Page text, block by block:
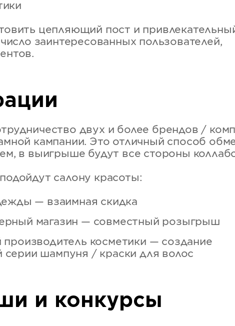
цепляющий пост и
заинтересованных пользователей,
двух и более брендов /
кампании. Это отличный способ
в выигрыше будут все стороны
салону красоты:
— взаимная скидка
магазин — совместный розыгрыш
производитель косметики — создание
серии шампуня / краски для волос
и конкурсы